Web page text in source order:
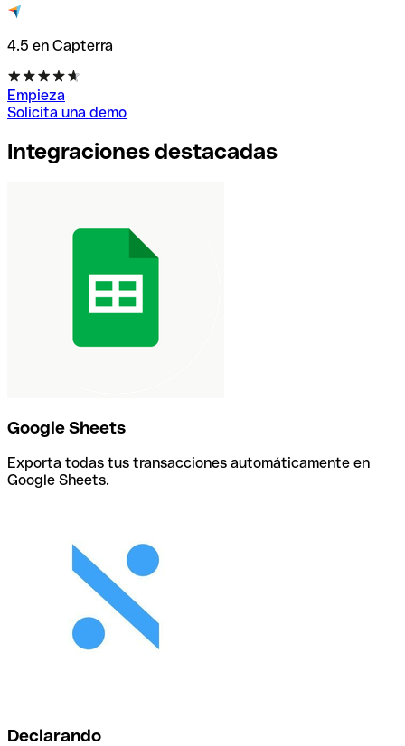
4.5 en Capterra
Empieza
Solicita una demo
Integraciones destacadas
Google Sheets
Exporta todas tus transacciones automáticamente en
Google Sheets.
Declarando